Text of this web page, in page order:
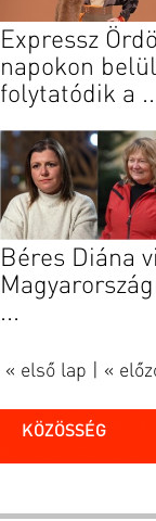
Expressz
napokon
folytatódik a
Béres Diána
...
« első lap «
KÖZÖSSÉG